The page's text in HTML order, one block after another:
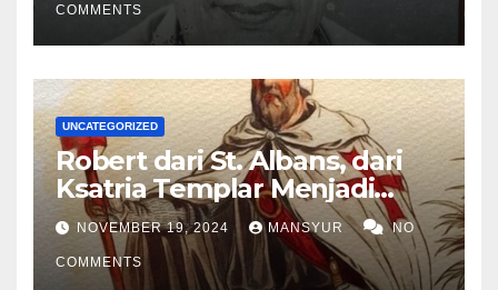
COMMENTS
UNCATEGORIZED
Robert dari St. Albans, dari
Ksatria Templar Menjadi
Komandan Pasukan
Shalahuddin Merebut
Kembali Yerusalem
NOVEMBER 19, 2024 MANSYUR NO
COMMENTS